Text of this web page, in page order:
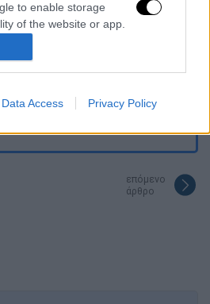
to enable storage
of the website or app.
to enable storage
to enable storage
prevention, and other
Data Access Privacy Policy
«Χάρος», ανέβηκε στην οροφή
και κοιτούσε επίμονα τους
τα iPhone τους στο TikTok
γίνουν πιο άνδρες
επόμενο
άρθρο